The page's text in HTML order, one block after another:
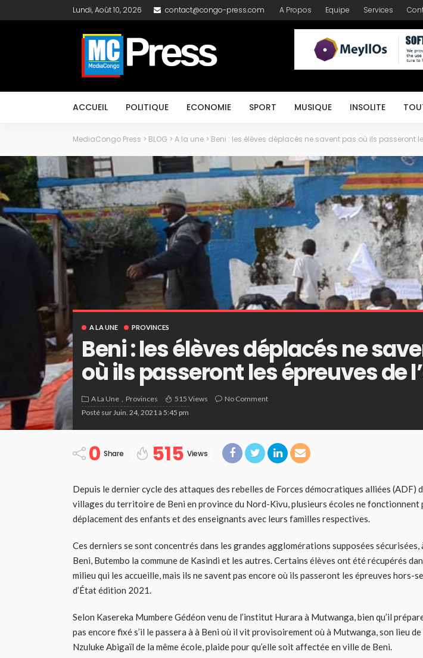
Lundi, Août 10, 2026 contact@congo-press.com A Propos Equipe Services
ACCUEIL POLITIQUE ECONOMIE SPORT MUSIQUE INSOLITE
MediaCongo Press > BLOG > A la une > Beni : les élèves déplacés ne savent pas où ils passeront
A LA UNE PROVINCES
Beni : les élèves déplacés ne
où ils passeront les épreuves de
A La Une Provinces 515 Views
No Comment
Posté surJuin. 24, 2021 à 5:45 pm
0 Share 515 Views
Depuis le dernier cycle des attaques des rebelles de Forces démocratiques alliées (ADF)
villages du territoire de Beni en province du Nord-Kivu, plusieurs écoles ne fonctionnent
déplacement des enfants et des enseignants avec leurs familles respectives.
Ces derniers se sont concentrés dans les grandes agglomérations supposées
Beni, Butembo la commune de Kasindi et les autres. Certains élèves ont été récupérés
milieu qui les accueille, mais ils ne savent pas encore où ils passeront les épreuves hors-
d’État édition 2021.
Selon Kasereka Mumbere Gédéon venu de l’institut Hurara à Mutwanga, bien qu’il prépare
pas encore fixé s’il le passera à à Beni où il vit provisoirement où à Mutwanga, son lieu
Nzuluke Abigaïl de la même école, plaide pour qu’elle soit affectée en ville de Beni.